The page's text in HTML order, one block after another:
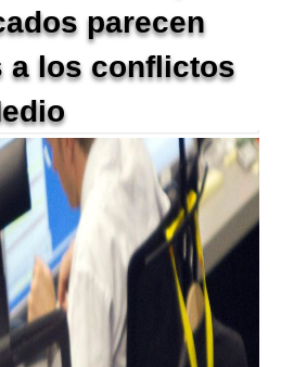
parecen
a los conflictos